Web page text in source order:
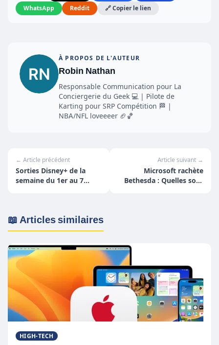
WhatsApp
Reddit 🔗 Copier le lien
À PROPOS DE L'AUTEUR
Robin Nathan
Responsable Communication pour La
Conciergerie du Geek 💻 | Pilote de
Karting pour SRP Compétition 🏁 |
NBA/NFL loveeeer 🏈🏀
← Article précédent
Sorties Disney+ de la
semaine du 1er au 7
Article suivant →
Microsoft rachète
Bethesda : Quelles sont
📖 Articles similaires
HIGH-TECH